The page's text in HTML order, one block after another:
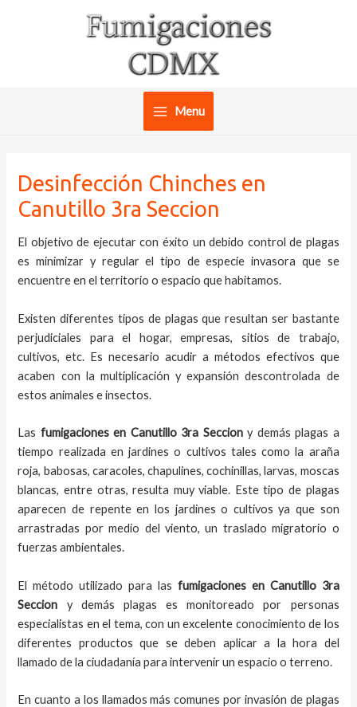
Main
Menu
Desinfección Chinches en
Canutillo 3ra Seccion
El objetivo de ejecutar con éxito un debido control de plagas
es minimizar y regular el tipo de especie invasora que se
encuentre en el territorio o espacio que habitamos.
Existen diferentes tipos de plagas que resultan ser bastante
perjudiciales para el hogar, empresas, sitios de trabajo,
cultivos, etc. Es necesario acudir a métodos efectivos que
acaben con la multiplicación y expansión descontrolada de
estos animales e insectos.
Las fumigacionesen Canutillo 3ra Secciony demás plagas a
tiempo realizada en jardines o cultivos tales como la araña
roja, babosas, caracoles, chapulines, cochinillas, larvas, moscas
blancas, entre otras, resulta muy viable. Este tipo de plagas
aparecen de repente en los jardines o cultivos ya que son
arrastradas por medio del viento, un traslado migratorio o
fuerzas ambientales.
El método utilizado para las fumigaciones en Canutillo 3ra
Seccion y demás plagas es monitoreado por personas
especialistas en el tema, con un excelente conocimiento de los
diferentes productos que se deben aplicar a la hora del
llamado de la ciudadanía para intervenir un espacio o terreno.
En cuanto a los llamados más comunes por invasión de plagas